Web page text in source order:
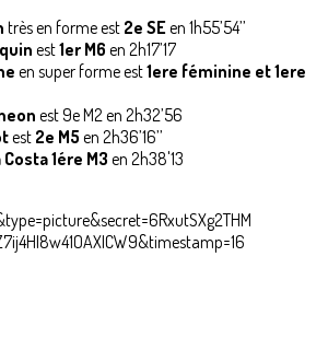
très en forme est 2e SEen 1h55’54’’
est1er M6 en 2h17’17
en super forme est1ere féminine et 1ere
est 9e M2 en 2h32’56
est 2e M5 en 2h36’16’’
1ére M3 en 2h38'13